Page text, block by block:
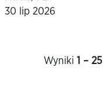
30 lip 2026
Wyniki 1 – 25